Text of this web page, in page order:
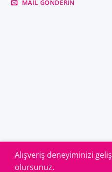
MAIL GÖNDERIN
Alışveriş deneyiminizi
olursunuz.